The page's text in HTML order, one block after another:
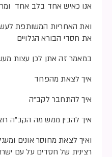
אנו כאיש אחד בלב אחד
ואת האחריות המשותפת
את חסדי הבורא הגלויים
במאמר זה אתן לכן עצות
איך לצאת מהפחד
איך להתחבר לקב”ה
איך להבין ממש מה הקב”ה
ואיך לצאת מחוסר אונים
רצינית של חסדים על עם